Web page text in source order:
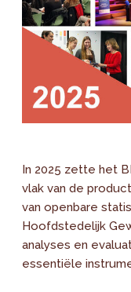
In 2025 zette het
vlak van de
van openbare
Hoofdstedelijk
analyses en
essentiële